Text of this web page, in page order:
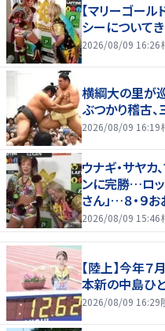
【マリーゴール
シーについて
2026/08/09 16:26
横綱大の里が
ぶつかり稽古
2026/08/09 16:19
ウナギ・サヤカ
ンに完勝…ロ
さん」…８・９
2026/08/09 15:46
【陸上】今年
本新の中島ひ
2026/08/09 16:29